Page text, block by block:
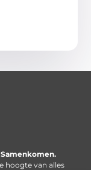
hoogte van alles